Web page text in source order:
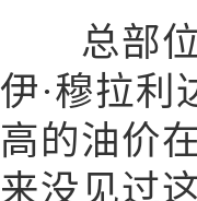
总部位
伊·穆拉利
高的油价
来没见过